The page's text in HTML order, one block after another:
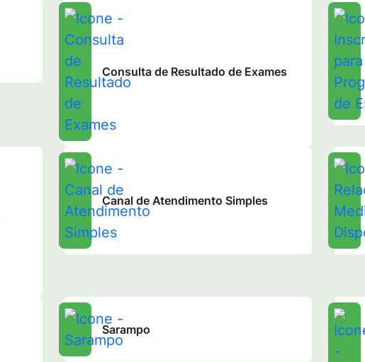
Consulta de Resultado de Exames
Canal de Atendimento Simples
Sarampo